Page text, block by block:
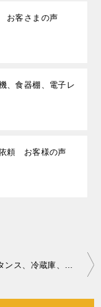
お客さまの声
、食器棚、電子レ
依頼 お客様の声
テレビ台、タンス、冷蔵庫、プリンター、折り畳みテーブル等の回収